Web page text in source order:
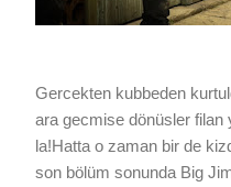
Gercekten kubbeden
ara gecmise dönüsler
la!Hatta o zaman bir de
son bölüm sonunda Big